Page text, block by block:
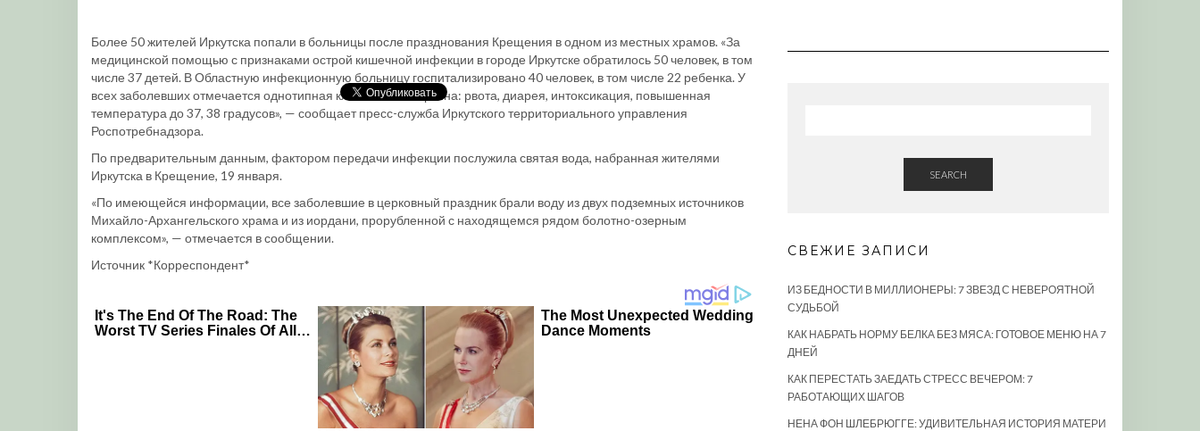
Более 50 жителей Иркутска попали в больницы после празднования Крещения в одном из местных храмов. «За
медицинской помощью с признаками острой кишечной инфекции в городе Иркутске обратилось 50 человек, в том
числе 37 детей. В Областную инфекционную больницу госпитализировано 40 человек, в том числе 22 ребенка. У
всех заболевших отмечается однотипная клиническая картина: рвота, диарея, интоксикация, повышенная
температура до 37, 38 градусов», — сообщает пресс-служба Иркутского территориального управления
Роспотребнадзора.
По предварительным данным, фактором передачи инфекции послужила святая вода, набранная жителями
Иркутска в Крещение, 19 января.
«По имеющейся информации, все заболевшие в церковный праздник брали воду из двух подземных источников
Михайло-Архангельского храма и из иордани, прорубленной с находящемся рядом болотно-озерным
комплексом», — отмечается в сообщении.
Источник *Корреспондент*
SEARCH
СВЕЖИЕ ЗАПИСИ
ИЗ БЕДНОСТИ В МИЛЛИОНЕРЫ: 7 ЗВЕЗД С НЕВЕРОЯТНОЙ
СУДЬБОЙ
КАК НАБРАТЬ НОРМУ БЕЛКА БЕЗ МЯСА: ГОТОВОЕ МЕНЮ НА 7
ДНЕЙ
КАК ПЕРЕСТАТЬ ЗАЕДАТЬ СТРЕСС ВЕЧЕРОМ: 7
РАБОТАЮЩИХ ШАГОВ
НЕНА ФОН ШЛЕБРЮГГЕ: УДИВИТЕЛЬНАЯ ИСТОРИЯ МАТЕРИ